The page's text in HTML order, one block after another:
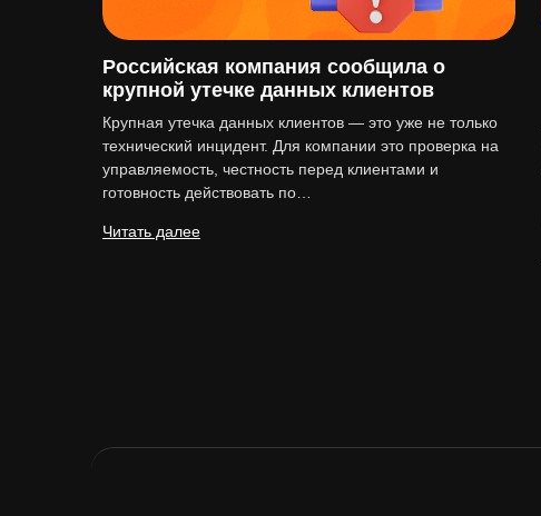
Российская компания сообщила о
крупной утечке данных клиентов
Крупная утечка данных клиентов — это уже не только
технический инцидент. Для компании это проверка на
управляемость, честность перед клиентами и
готовность действовать по…
Читать далее